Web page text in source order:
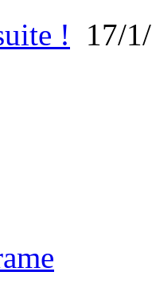
! 17/